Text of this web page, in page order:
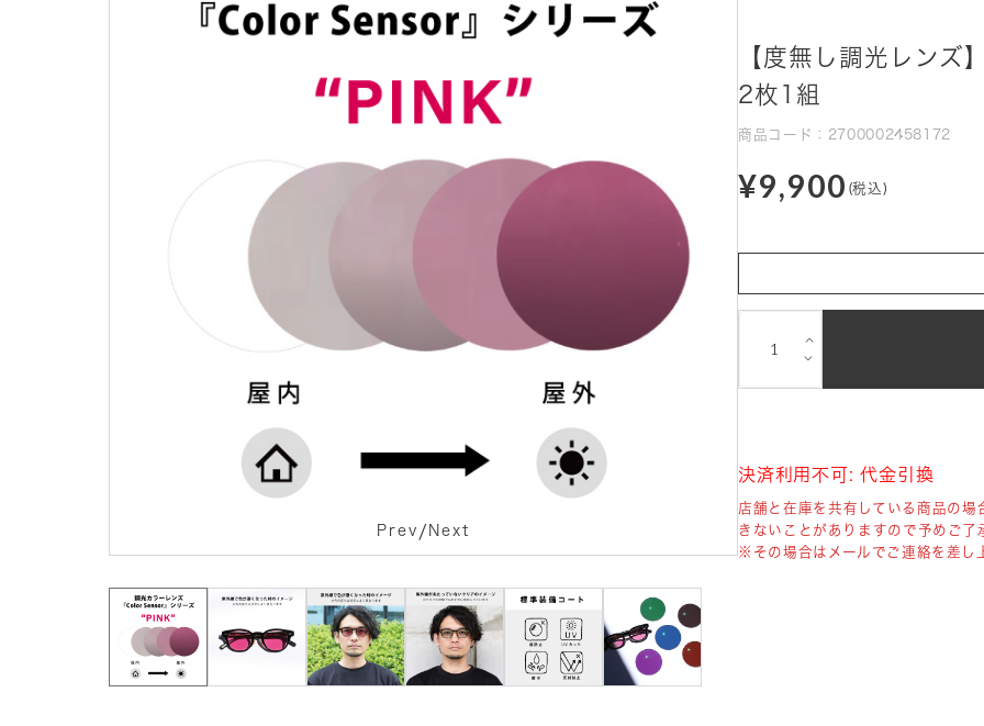
Prev / Next
【度無し調光レン
2枚1組
商品コード：2700002458172
¥9,900 (税込)
⌵
⌵
決済利用不可: 代金引換
店舗と在庫を共有している商品の
きないことがありますので予めご了
※その場合はメールでご連絡を差し